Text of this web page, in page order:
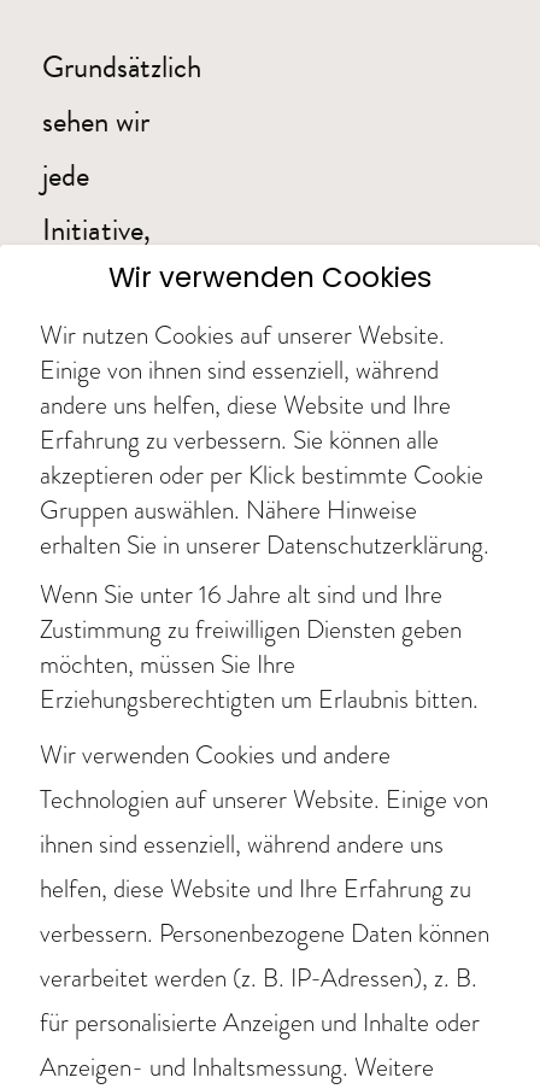
Grundsätzlich
sehen wir
jede
Initiative,
die die
Auseinandersetzung
mit dem
Thema
„Umgang
mit
unserer
Umwelt“
fördert,
als
zielführend
an. Das
Aufstellen
von
Honigbienenvölkern
Wir verwenden Cookies
Wir nutzen Cookies auf unserer Website.
Einige von ihnen sind essenziell, während
andere uns helfen, diese Website und Ihre
Erfahrung zu verbessern. Sie können alle
akzeptieren oder per Klick bestimmte Cookie
Gruppen auswählen. Nähere Hinweise
erhalten Sie in unserer Datenschutzerklärung.
Wenn Sie unter 16 Jahre alt sind und Ihre
Zustimmung zu freiwilligen Diensten geben
möchten, müssen Sie Ihre
Erziehungsberechtigten um Erlaubnis bitten.
Wir verwenden Cookies und andere
Technologien auf unserer Website. Einige von
ihnen sind essenziell, während andere uns
helfen, diese Website und Ihre Erfahrung zu
verbessern. Personenbezogene Daten können
verarbeitet werden (z. B. IP-Adressen), z. B.
für personalisierte Anzeigen und Inhalte oder
Anzeigen- und Inhaltsmessung. Weitere